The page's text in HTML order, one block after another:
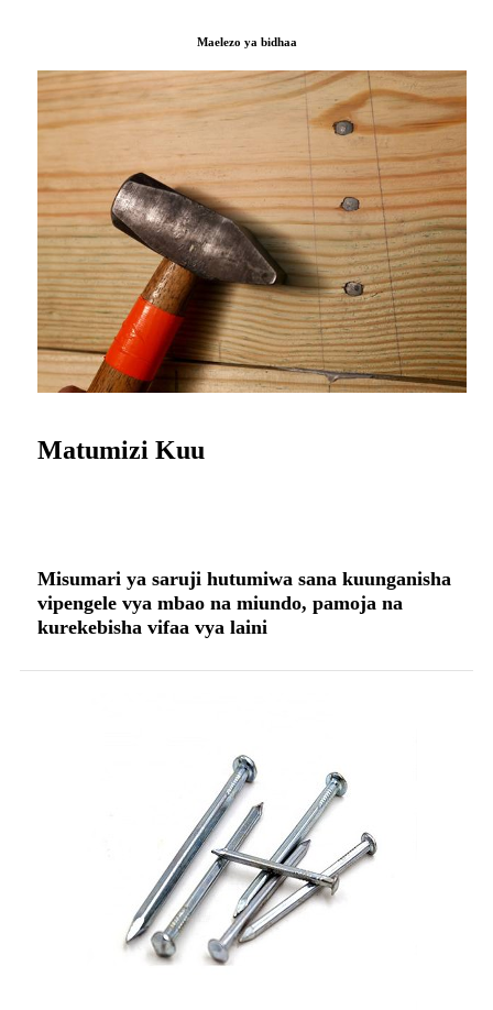
Maelezo ya bidhaa
Matumizi Kuu
Misumari ya saruji hutumiwa sana kuunganisha
vipengele vya mbao na miundo, pamoja na
kurekebisha vifaa vya laini